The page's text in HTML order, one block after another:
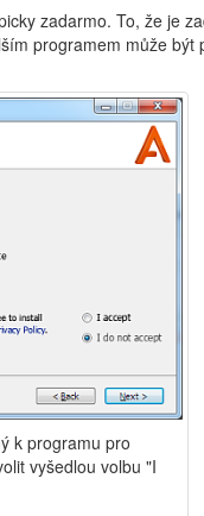
zadarmo. To, že je
programem může
k programu pro
vyšedlou volbu "I